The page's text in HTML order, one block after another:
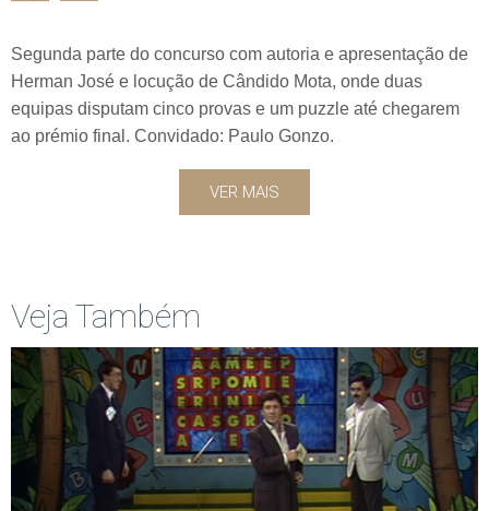
Segunda parte do concurso com autoria e apresentação de
Herman José e locução de Cândido Mota, onde duas
equipas disputam cinco provas e um puzzle até chegarem
ao prémio final. Convidado: Paulo Gonzo.
VER MAIS
Veja Também